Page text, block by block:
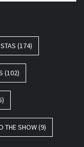
(174)
(102)
THE SHOW(9)